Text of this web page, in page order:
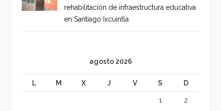
rehabilitación de infraestructura educativa
en Santiago Ixcuintla
agosto 2026
L M X J V S D
1 2